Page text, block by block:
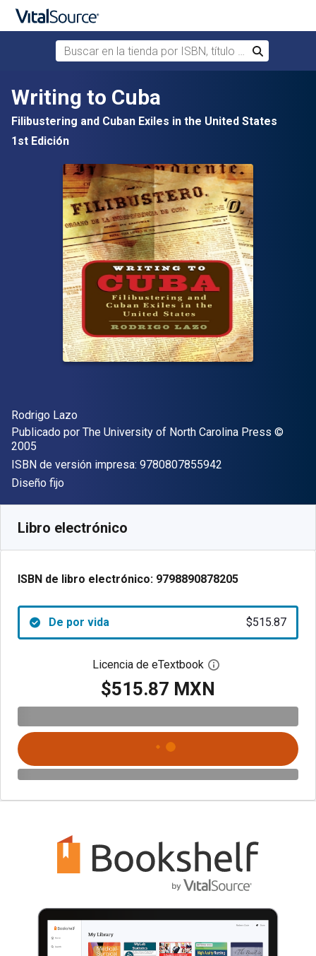
Saltar al contenido principal
Buscar en la tienda por ISBN, título o autor
Buscar
Writing to Cuba
Filibustering and Cuban Exiles in the United States
1st Edición
Autor(es)
Rodrigo Lazo
Editor
Publicado por The University of North Carolina Press ©
2005
ISBN de versión impresa: 9780807855942
Formato
Diseño fijo
Libro electrónico
ISBN de libro electrónico: 9798890878205
De por vida $515.87
Licencia de eTextbook Abre el cuadro de
$515.87 MXN